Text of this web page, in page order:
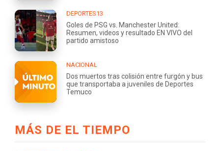
DEPORTES13
Goles de PSG vs. Manchester United:
Resumen, videos y resultado EN VIVO del
partido amistoso
NACIONAL
Dos muertos tras colisión entre furgón y bus
que transportaba a juveniles de Deportes
Temuco
MÁS DE EL TIEMPO